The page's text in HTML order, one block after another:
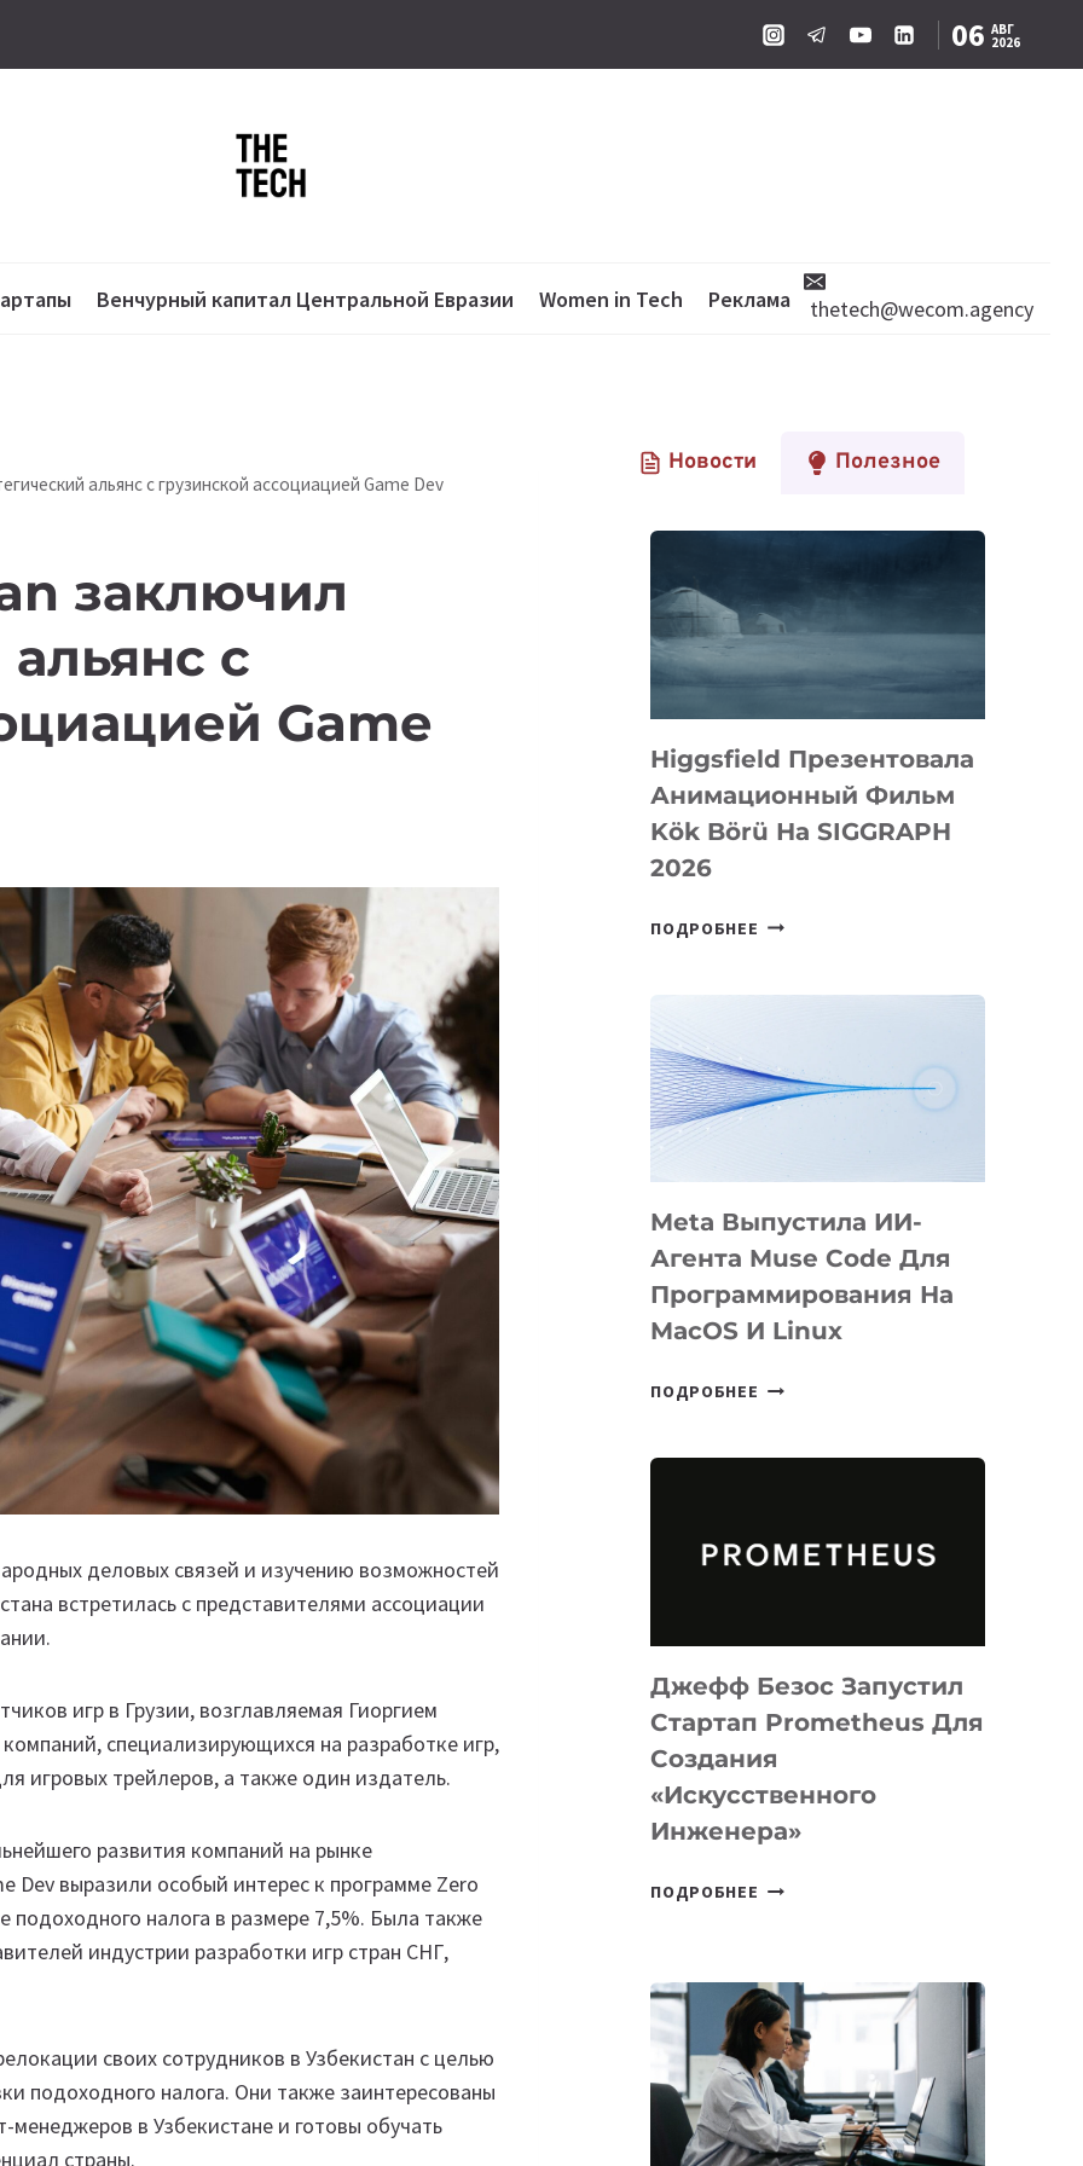
06 АВГ
2026
Венчурный капитал Центральной Евразии Women in Tech Реклама thetech@wecom.agency
альянс с грузинской ассоциацией Game Dev
заключил
с
Game
деловых связей и изучению возможностей
встретилась с представителями ассоциации
игр в Грузии, возглавляемая Гиоргием
специализирующихся на разработке игр,
игровых трейлеров, а также один издатель.
развития компаний на рынке
Dev выразили особый интерес к программе Zero
подоходного налога в размере 7,5%. Была также
индустрии разработки игр стран СНГ,
своих сотрудников в Узбекистан с целью
подоходного налога. Они также заинтересованы
в Узбекистане и готовы обучать
страны.
Новости Полезное
Higgsfield Презентовала
Анимационный Фильм
Kök Börü На SIGGRAPH
2026
ПОДРОБНЕЕ HIGGSFIELD
BÖRÜ
НА
Meta Выпустила ИИ-
Агента Muse Code Для
Программирования На
MacOS И Linux
ПОДРОБНЕЕ META
ДЛЯ
И
LINUX
Джефф Безос Запустил
Стартап Prometheus Для
Создания
«искусственного
Инженера»
ПОДРОБНЕЕ ДЖЕФФ
PROMETHEUS
ДЛЯ
СОЗДАНИЯ
«ИСКУССТВЕННОГО
ИНЖЕНЕРА»